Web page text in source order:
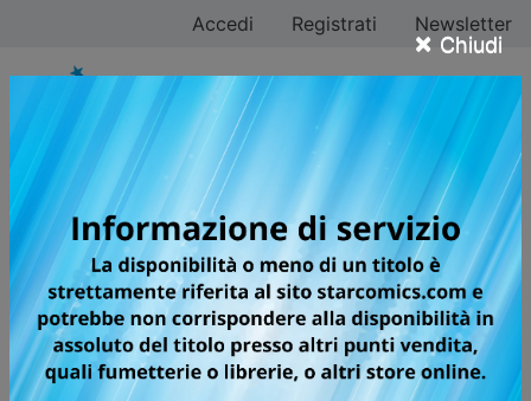
× Chiudi
Accedi Registrati Newsletter
KUROKO’S BASKET
REPLACE PLUS
L'ATTESA VERSIONE A FUMETTI
DELLA LIGHT NOVEL KUROKO'S
BASKET REPLACE!